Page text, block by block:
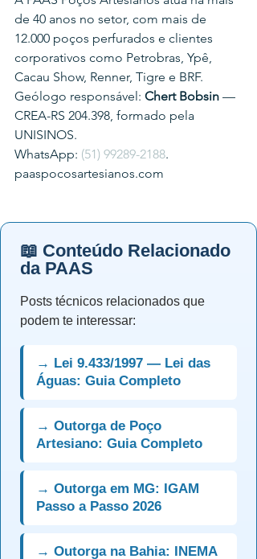
de 40 anos no setor, com mais de
12.000 poços perfurados e clientes
corporativos como Petrobras, Ypê,
Cacau Show, Renner, Tigre e BRF.
Geólogo responsável: Chert Bobsin —
CREA-RS 204.398, formado pela
UNISINOS.
WhatsApp: (51) 99289-2188.
paaspocosartesianos.com
📖 Conteúdo Relacionado
da PAAS
Posts técnicos relacionados que
podem te interessar:
→ Lei 9.433/1997 — Lei das
Águas: Guia Completo
→ Outorga de Poço
Artesiano: Guia Completo
→ Outorga em MG: IGAM
Passo a Passo 2026
→ Outorga na Bahia: INEMA